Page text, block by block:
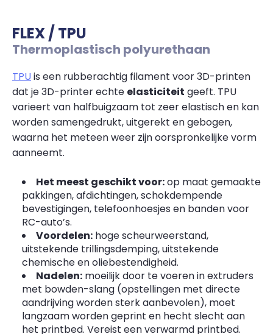
FLEX / TPU
Thermoplastisch polyurethaan
TPU is een rubberachtig filament voor 3D-printen
dat je 3D-printer echte elasticiteit geeft. TPU
varieert van halfbuigzaam tot zeer elastisch en kan
worden samengedrukt, uitgerekt en gebogen,
waarna het meteen weer zijn oorspronkelijke vorm
aanneemt.
Het meest geschikt voor:op maat gemaakte
pakkingen, afdichtingen, schokdempende
bevestigingen, telefoonhoesjes en banden voor
RC-auto’s.
Voordelen: hoge scheurweerstand,
uitstekende trillingsdemping, uitstekende
chemische en oliebestendigheid.
Nadelen: moeilijk door te voeren in extruders
met bowden-slang (opstellingen met directe
aandrijving worden sterk aanbevolen), moet
langzaam worden geprint en hecht slecht aan
het printbed. Vereist een verwarmd printbed.